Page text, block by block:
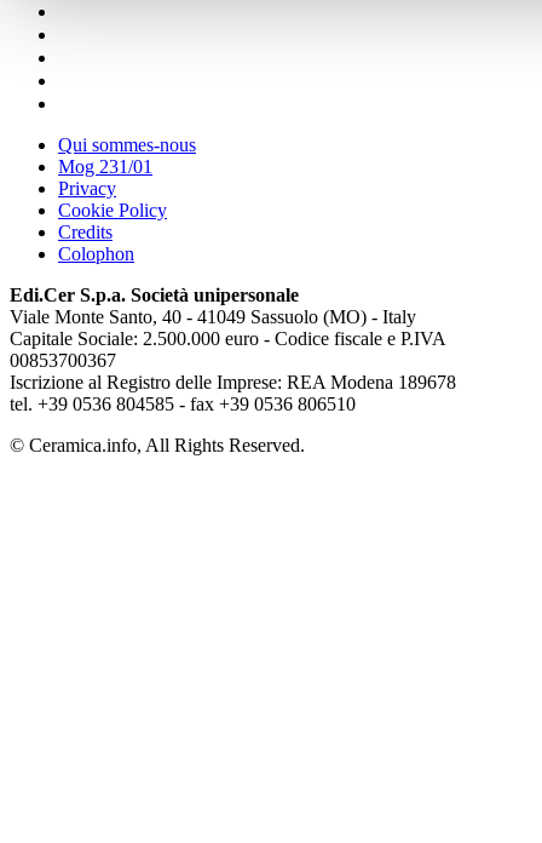
Qui sommes-nous
Mog 231/01
Privacy
Cookie Policy
Credits
Colophon
Edi.Cer S.p.a. Società unipersonale
Viale Monte Santo, 40 - 41049 Sassuolo (MO) - Italy
Capitale Sociale: 2.500.000 euro - Codice fiscale e P.IVA
00853700367
Iscrizione al Registro delle Imprese: REA Modena 189678
tel. +39 0536 804585 - fax +39 0536 806510
© Ceramica.info, All Rights Reserved.